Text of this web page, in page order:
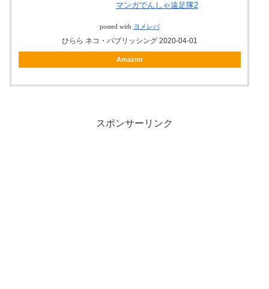
マンガでんしゃ遠足隊2
posted with ヨメレバ
ひらら ネコ・パブリッシング 2020-04-01
Amazon
スポンサーリンク